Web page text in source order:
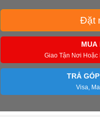
Đặt
MUA
Giao Tận Nơi
TRẢ
Visa,